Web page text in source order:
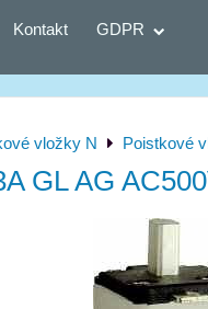
Kontakt GDPR
vložky N Poistkové
GL AG